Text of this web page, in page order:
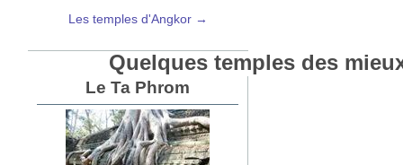
Les temples d'Angkor →
Quelques temples des
Le Ta Phrom